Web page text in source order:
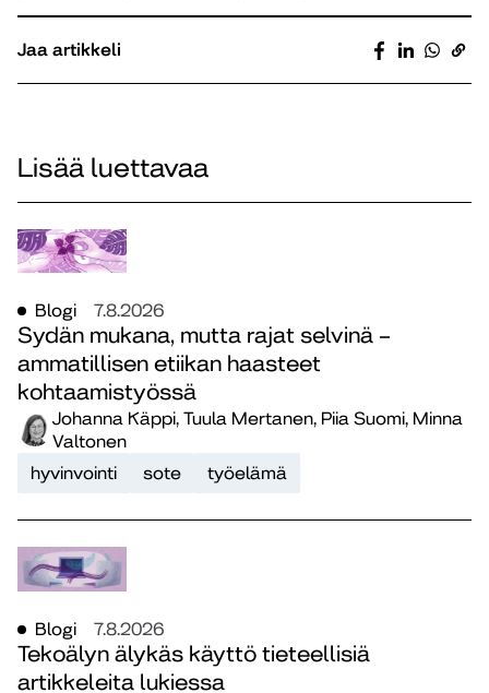
Jaa artikkeli
Lisää luettavaa
Blogi 7.8.2026
Sydän mukana, mutta rajat selvinä –
ammatillisen etiikan haasteet
kohtaamistyössä
Johanna Käppi, Tuula Mertanen, Piia Suomi, Minna
Valtonen
hyvinvointi
sote työelämä
Blogi 7.8.2026
Tekoälyn älykäs käyttö tieteellisiä
artikkeleita lukiessa